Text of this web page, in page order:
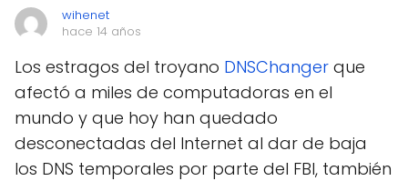
wihenet
hace 14 años
Los estragos del troyano DNSChanger que
afectó a miles de computadoras en el
mundo y que hoy han quedado
desconectadas del Internet al dar de baja
los DNS temporales por parte del FBI, también